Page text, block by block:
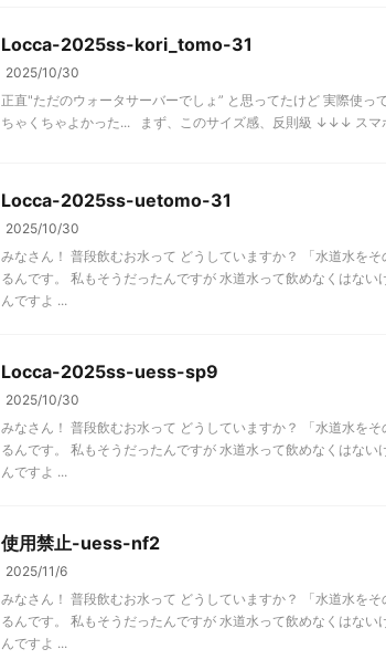
Locca-2025ss-kori_tomo-31
2025/10/30
正直"ただのウォータサーバーでしょ” と思ってたけど 実際使っ
ちゃくちゃよかった... まず、このサイズ感、反則級 ↓↓↓ スマ
Locca-2025ss-uetomo-31
2025/10/30
みなさん！ 普段飲むお水って どうしていますか？ 「水道水を
るんです。 私もそうだったんですが 水道水って飲めなくはない
んですよ ...
Locca-2025ss-uess-sp9
2025/10/30
みなさん！ 普段飲むお水って どうしていますか？ 「水道水を
るんです。 私もそうだったんですが 水道水って飲めなくはない
んですよ ...
使用禁止-uess-nf2
2025/11/6
みなさん！ 普段飲むお水って どうしていますか？ 「水道水を
るんです。 私もそうだったんですが 水道水って飲めなくはない
んですよ ...